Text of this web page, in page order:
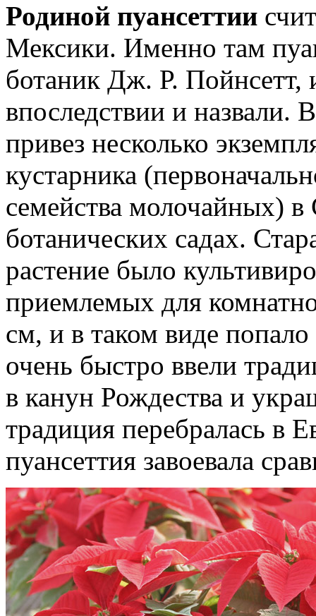
Родиной пуансеттии
Мексики. Именно там
ботаник Дж. Р. Пойнсетт,
впоследствии и назвали.
привез несколько
кустарника
семейства молочайных)
ботанических садах.
растение было
приемлемых для
см, и в таком виде
очень быстро ввели
в канун Рождества и
традиция перебралась в
пуансеттия завоевала